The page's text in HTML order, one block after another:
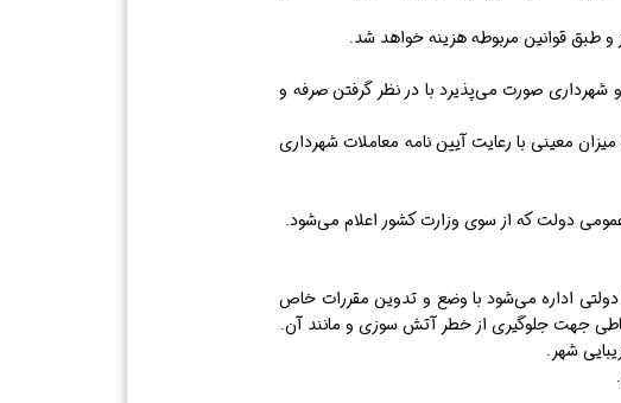
و طبق قوانین مربوطه هزینه خواهد شد.
و شهرداری صورت می‌پذیرد با در نظر گرفتن صرفه و
معینی با رعایت آیین نامه معاملات شهرداری
دولتی اداره می‌شود با وضع و تدوین مقررات خاص
جهت جلوگیری از خطر آتش سوزی و مانند آن.